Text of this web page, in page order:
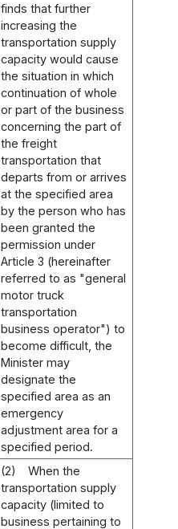
finds that further
increasing the
transportation supply
capacity would cause
the situation in which
continuation of whole
or part of the business
concerning the part of
the freight
transportation that
departs from or arrives
at the specified area
by the person who has
been granted the
permission under
Article 3 (hereinafter
referred to as "general
motor truck
transportation
business operator") to
become difficult, the
Minister may
designate the
specified area as an
emergency
adjustment area for a
specified period.
(2)
When the
transportation supply
capacity (limited to
business pertaining to